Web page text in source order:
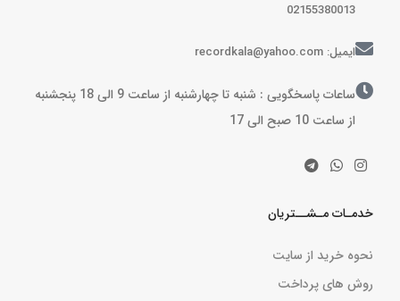
خدمـات مـشــتریان
نحوه خرید از سایت
روش های پرداخت
02155380013
ایمیل: recordkala@yahoo.com
ساعات پاسخگویی : شنبه تا چهارشنبه از ساعت 9 الی 18 پنجشنبه
از ساعت 10 صبح الی 17